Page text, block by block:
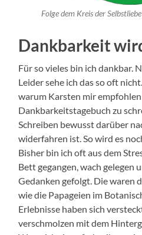
Folge dem Kreis der
Dankbarkeit
Für so vieles bin ich dankbar.
Leider sehe ich das so oft
warum Karsten mir
Dankbarkeitstagebuch zu
Schreiben bewusst darüber
widerfahren ist. So wird es
Bisher bin ich oft aus dem
Bett gegangen, wach gelegen
Gedanken gefolgt. Die waren
wie die Papageien im
Erlebnisse haben sich
verschmolzen mit dem